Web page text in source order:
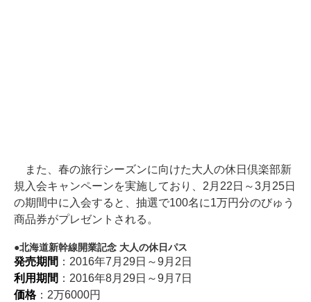
また、春の旅行シーズンに向けた大人の休日倶楽部新
規入会キャンペーンを実施しており、2月22日～3月25日
の期間中に入会すると、抽選で100名に1万円分のびゅう
商品券がプレゼントされる。
北海道新幹線開業記念 大人の休日パス
発売期間 ：2016年7月29日～9月2日
利用期間 ：2016年8月29日～9月7日
価格：2万6000円